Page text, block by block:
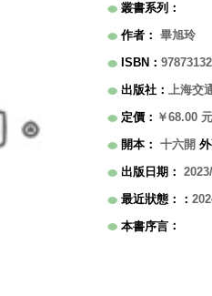
叢書系列 ：
作者 ： 畢旭玲
ISBN ：
出版社 ： 上海交
定價 ： ￥68.00 元
開本 ： 十六開
出版日期 ：
最近狀態：
：
本書序言 ：